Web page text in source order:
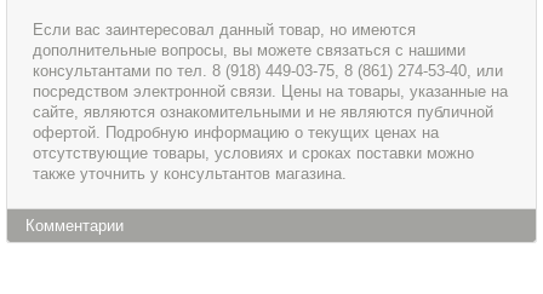
Если вас заинтересовал данный товар, но имеются
дополнительные вопросы, вы можете связаться с нашими
консультантами по тел. 8 (918) 449-03-75, 8 (861) 274-53-40, или
посредством электронной связи. Цены на товары, указанные на
сайте, являются ознакомительными и не являются публичной
офертой. Подробную информацию о текущих ценах на
отсутствующие товары, условиях и сроках поставки можно
также уточнить у консультантов магазина.
Комментарии